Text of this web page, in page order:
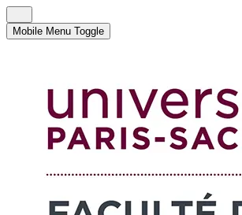
Mobile Menu Toggle